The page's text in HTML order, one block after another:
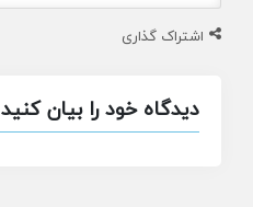
اشتراک گذاری
دیدگاه خود را بیان کنید